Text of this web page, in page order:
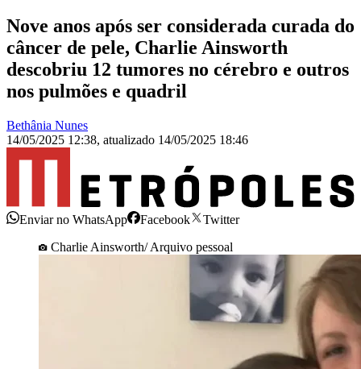
Nove anos após ser considerada curada do
câncer de pele, Charlie Ainsworth
descobriu 12 tumores no cérebro e outros
nos pulmões e quadril
Bethânia Nunes
14/05/2025 12:38, atualizado 14/05/2025 18:46
Enviar no WhatsApp Facebook
Twitter
Charlie Ainsworth/ Arquivo pessoal